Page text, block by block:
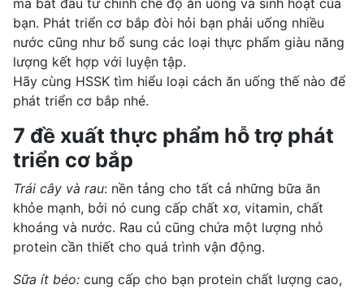
mà bắt đầu từ chính chế độ ăn uống và sinh hoạt của
bạn. Phát triển cơ bắp đòi hỏi bạn phải uống nhiều
nước cũng như bổ sung các loại thực phẩm giàu năng
lượng kết hợp với luyện tập.
Hãy cùng HSSK tìm hiểu loại cách ăn uống thế nào để
phát triển cơ bắp nhé.
7 đề xuất thực phẩm hỗ trợ phát
triển cơ bắp
Trái cây và rau: nền tảng cho tất cả những bữa ăn
khỏe mạnh, bởi nó cung cấp chất xơ, vitamin, chất
khoáng và nước. Rau củ cũng chứa một lượng nhỏ
protein cần thiết cho quá trình vận động.
Sữa ít béo: cung cấp cho bạn protein chất lượng cao,